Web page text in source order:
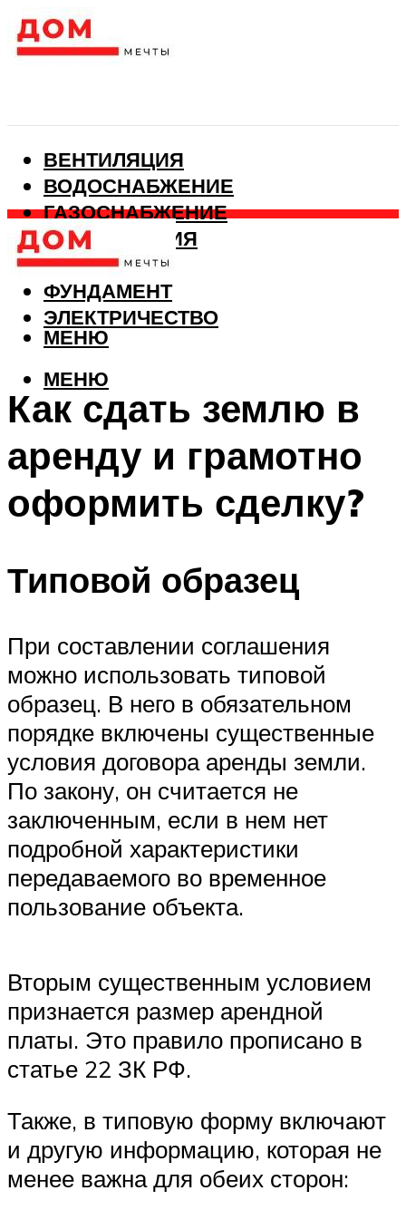
ВЕНТИЛЯЦИЯ
ВОДОСНАБЖЕНИЕ
ГАЗОСНАБЖЕНИЕ
КАНАЛИЗАЦИЯ
ОТОПЛЕНИЕ
ФУНДАМЕНТ
ЭЛЕКТРИЧЕСТВО
МЕНЮ
МЕНЮ
Как сдать землю в
аренду и грамотно
оформить сделку?
Типовой образец
При составлении соглашения
можно использовать типовой
образец. В него в обязательном
порядке включены существенные
условия договора аренды земли.
По закону, он считается не
заключенным, если в нем нет
подробной характеристики
передаваемого во временное
пользование объекта.
Вторым существенным условием
признается размер арендной
платы. Это правило прописано в
статье 22 ЗК РФ.
Также, в типовую форму включают
и другую информацию, которая не
менее важна для обеих сторон: